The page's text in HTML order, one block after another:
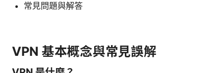
常見問題與解答
VPN 基本概念與常見誤解